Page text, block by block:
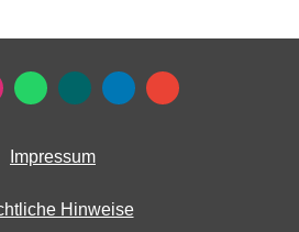
Impressum
Hinweise